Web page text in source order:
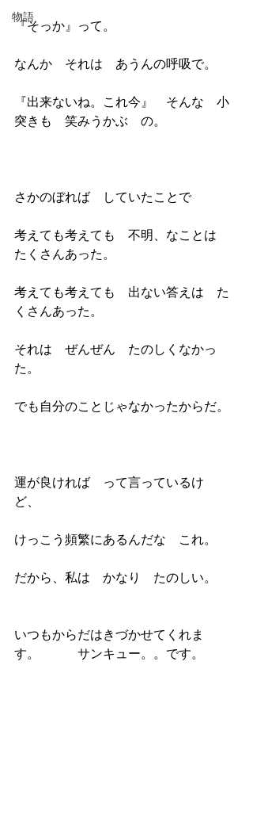
物語
『そっか』って。
なんか　それは　あうんの呼吸で。
『出来ないね。これ今』　そんな　小
突きも　笑みうかぶ　の。
さかのぼれば　していたことで
考えても考えても　不明、なことは
たくさんあった。
考えても考えても　出ない答えは　た
くさんあった。
それは　ぜんぜん　たのしくなかっ
た。
でも自分のことじゃなかったからだ。
運が良ければ　って言っているけ
ど、
けっこう頻繁にあるんだな　これ。
だから、私は　かなり　たのしい。
いつもからだはきづかせてくれま
す。　	サンキュー。。です。